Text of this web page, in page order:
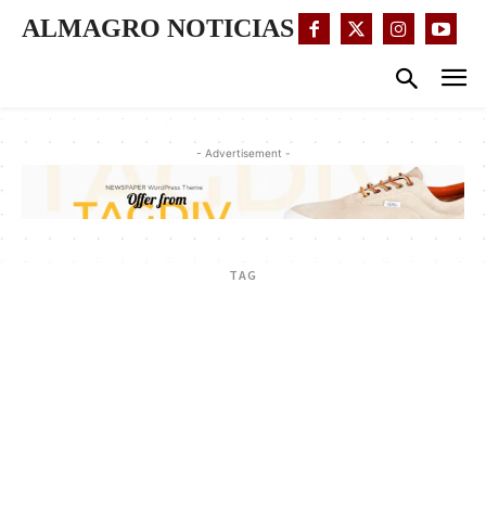
ALMAGRO NOTICIAS
- Advertisement -
TAG